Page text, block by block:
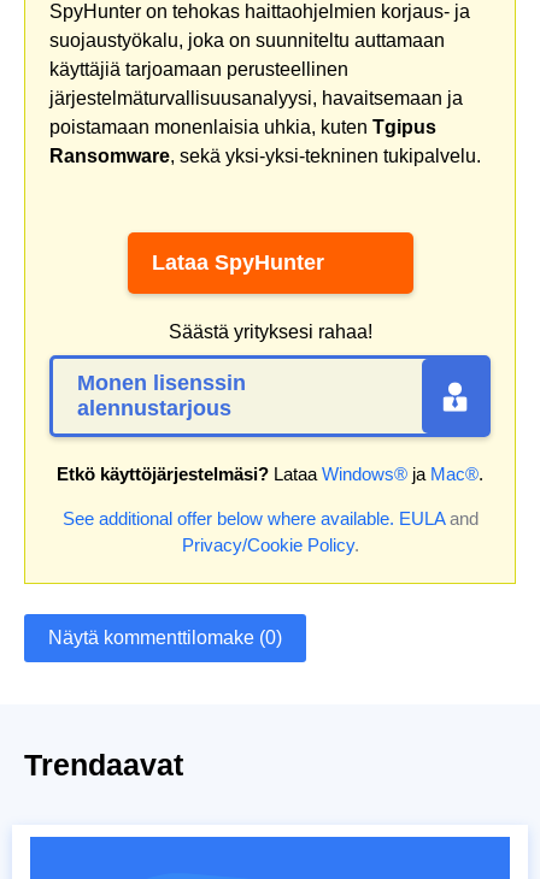
SpyHunter on tehokas haittaohjelmien korjaus- ja
suojaustyökalu, joka on suunniteltu auttamaan
käyttäjiä tarjoamaan perusteellinen
järjestelmäturvallisuusanalyysi, havaitsemaan ja
poistamaan monenlaisia uhkia, kuten Tgipus
Ransomware, sekä yksi-yksi-tekninen tukipalvelu.
Lataa SpyHunter
Säästä yrityksesi rahaa!
Monen lisenssin
alennustarjous
Etkö käyttöjärjestelmäsi? Lataa Windows® ja Mac®.
See additional offer below where available. EULAand
Privacy/Cookie Policy.
Näytä kommenttilomake (0)
Trendaavat